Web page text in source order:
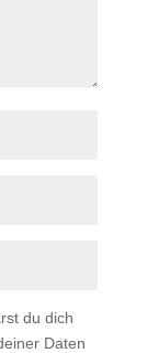
du dich
Daten